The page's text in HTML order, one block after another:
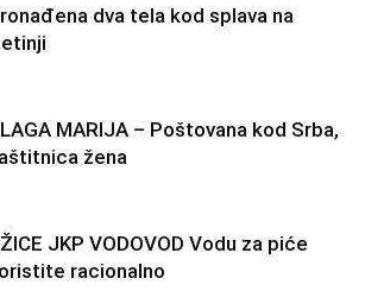
dva tela kod splava na
MARIJA – Poštovana kod Srba,
žena
JKP VODOVOD Vodu za piće
racionalno